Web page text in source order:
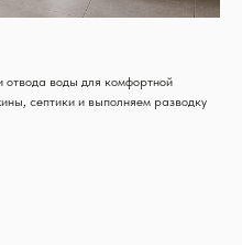
воды для комфортной
септики и выполняем разводку